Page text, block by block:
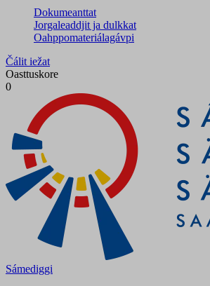
Dokumeanttat
Jorgaleaddjit ja dulkkat
Oahppomateriálagávpi
Čálit iežat
Oasttuskore
0
Sámediggi